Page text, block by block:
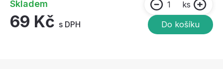
Skladem
69 Kč s DPH
ks
Do košíku